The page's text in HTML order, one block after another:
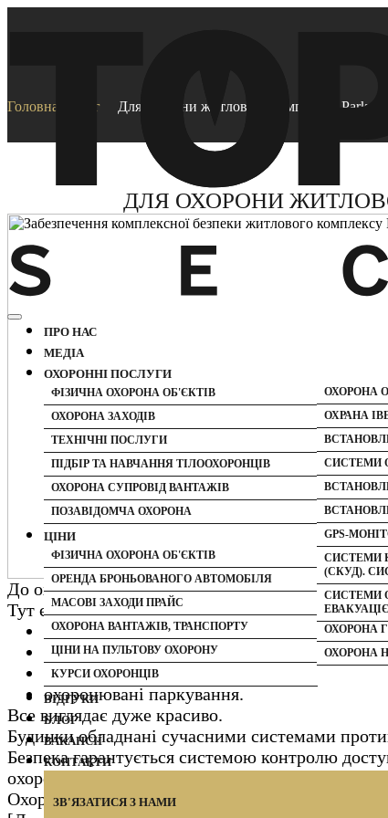
ПРО НАС
МЕДІА
ОХОРОННІ ПОСЛУГИ
ФІЗИЧНА ОХОРОНА ОБ'ЄКТІВ
ОХОРОНА
ОХОРОНА
ОХОРОНА
ОХОРОНА
ОХОРОНА
ОХОРОНА
ОХОРОНА
ОХОРОНА
ОХОРОНА
ОХОРОНА
ОХОРОНА
ОХОРОНА
ОХОРОНА ЗАХОДІВ
ОХРАНА
ОХОРОНА
ОХОРОНА
ПОСЛУГИ
ОХОРОНА
ТЕХНІЧНІ ПОСЛУГИ
СИСТЕМИ
GPS-
СИСТЕМИ
(СКУД).
СИСТЕМИ
ПІДБІР ТА НАВЧАННЯ ТІЛООХОРОНЦІВ
ОХОРОНА СУПРОВІД ВАНТАЖІВ
ПОЗАВІДОМЧА ОХОРОНА
ЦІНИ
ФІЗИЧНА ОХОРОНА ОБ'ЄКТІВ
ОРЕНДА БРОНЬОВАНОГО АВТОМОБІЛЯ
МАСОВІ ЗАХОДИ ПРАЙС
ОХОРОНА ВАНТАЖІВ, ТРАНСПОРТУ
ЦІНИ НА ПУЛЬТОВУ ОХОРОНУ
КУРСИ ОХОРОНЦІВ
ВІДГУКИ
БЛОГ
ВАКАНCІЇ
КОНТАКТИ
ЗВ'ЯЗАТИСЯ З НАМИ
Головна Блог Для охорони житлового комплексу Park
ДЛЯ ОХОРОНИ
До охорони такого житлового комплексу
Тут є все, необхідне для життя:
розвинена інфраструктура;
територія, яка захищена з усіх боків;
дитячі майданчики;
охоронювані паркування.
Все виглядає дуже красиво.
Будинки обладнані сучасними системами
Безпека гарантується системою контролю
охорона).
Охорона представлена оперативними постами,